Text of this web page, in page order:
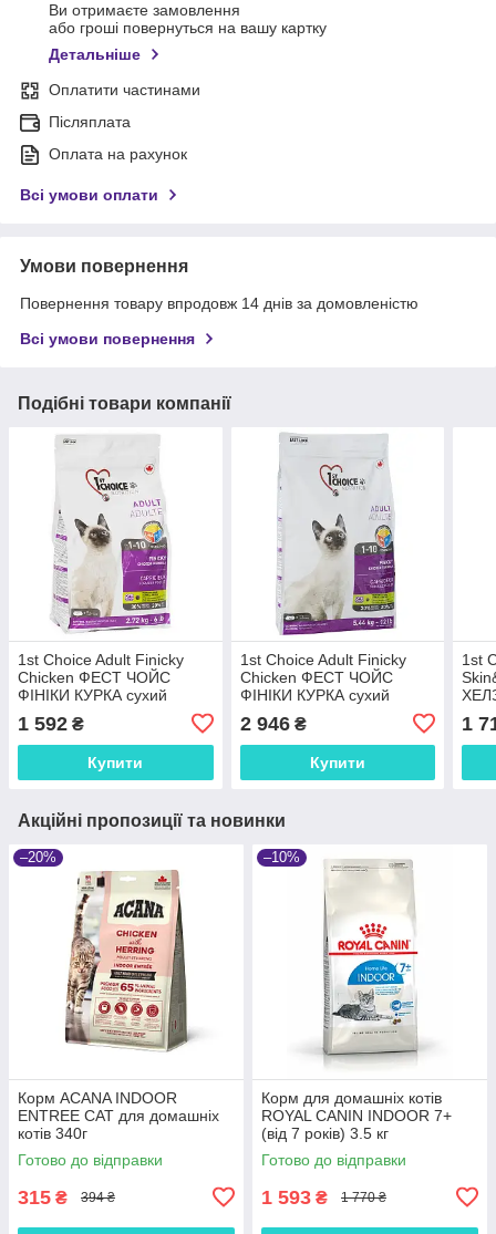
Ви отримаєте замовлення
або гроші повернуться на вашу картку
Детальніше
Оплатити частинами
Післяплата
Оплата на рахунок
Всі умови оплати
Умови повернення
Повернення товару впродовж 14 днів за домовленістю
Всі умови повернення
Подібні товари компанії
1st Choice Adult Finicky
Chicken ФЕСТ ЧОЙС
ФІНІКИ КУРКА сухий
котів вибагливих та
активних, 2,72 кг
1 592 ₴
Купити
1st Choice Adult Finicky
Chicken ФЕСТ ЧОЙС
ФІНІКИ КУРКА сухий
котів вибагливих та
активних
2 946₴
Купити
1st
котів
1
Акційні пропозиції та новинки
–20%
Корм ACANA INDOOR
ENTREE CAT для домашніх
котів 340г
Готово до відправки
315 ₴ 394 ₴
–10%
Корм для домашніх котів
ROYAL CANIN INDOOR 7+
(від 7 років) 3.5 кг
Готово до відправки
1 593 ₴ 1 770 ₴